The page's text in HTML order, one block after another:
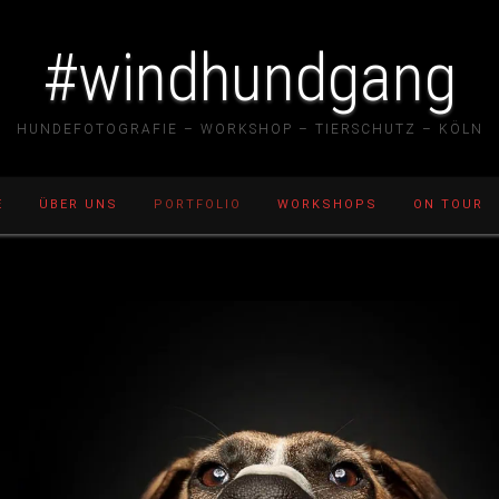
#windhundgang
HUNDEFOTOGRAFIE – WORKSHOP – TIERSCHUTZ – KÖLN
ÜBER UNS PORTFOLIO WORKSHOPS ON TOUR